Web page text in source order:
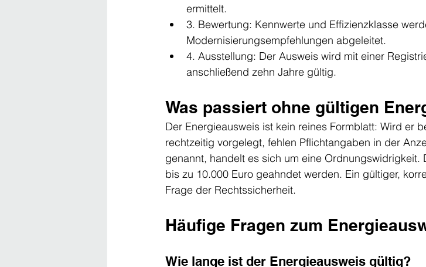
ermittelt.
3. Bewertung: Kennwerte und Effizienzklasse
Modernisierungsempfehlungen abgeleitet.
4. Ausstellung: Der Ausweis wird mit einer
anschließend zehn Jahre gültig.
Was passiert ohne gültigen
Der Energieausweis ist kein reines Formblatt: Wird er
rechtzeitig vorgelegt, fehlen Pflichtangaben in der
genannt, handelt es sich um eine Ordnungswidrigkeit.
bis zu 10.000 Euro geahndet werden. Ein gültiger,
Frage der Rechtssicherheit.
Häufige Fragen zum
Wie lange ist der Energieausweis gültig?